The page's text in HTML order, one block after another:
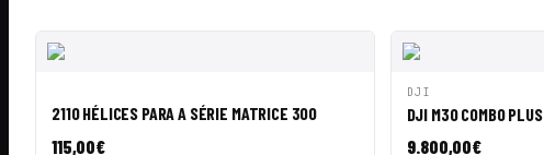
2110 HÉLICES PARA A SÉRIE MATRICE 300
115,00€
VISTA RÁPIDA
DJI
DJI M30 COMBO PLUS
9.800,00€